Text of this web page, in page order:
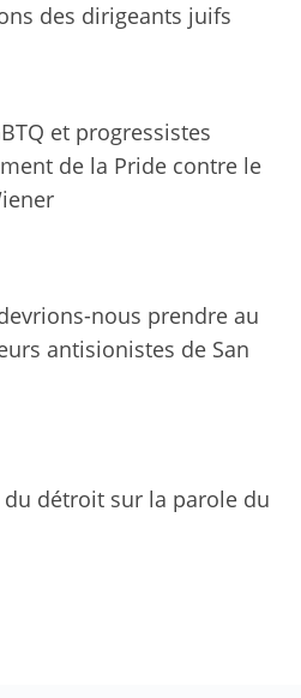
des dirigeants juifs
et progressistes
de la Pride contre le
nous prendre au
antisionistes de San
détroit sur la parole du